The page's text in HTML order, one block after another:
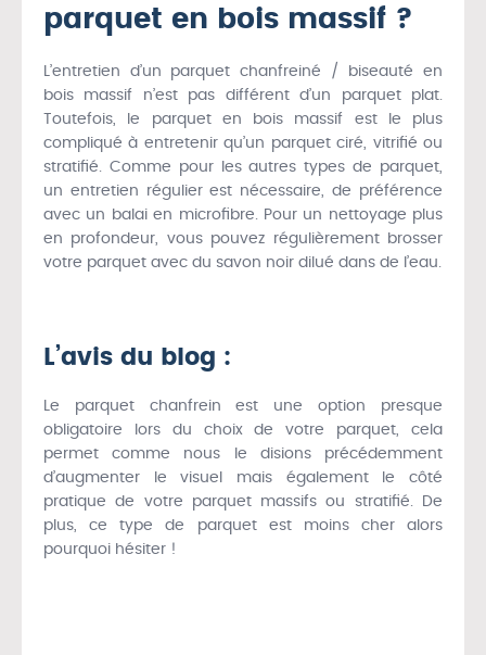
parquet en bois massif ?
L’entretien d’un parquet chanfreiné / biseauté en
bois massif n’est pas différent d’un parquet plat.
Toutefois, le parquet en bois massif est le plus
compliqué à entretenir qu’un parquet ciré, vitrifié ou
stratifié. Comme pour les autres types de parquet,
un entretien régulier est nécessaire, de préférence
avec un balai en microfibre. Pour un nettoyage plus
en profondeur, vous pouvez régulièrement brosser
votre parquet avec du savon noir dilué dans de l’eau.
L’avis du blog :
Le parquet chanfrein est une option presque
obligatoire lors du choix de votre parquet, cela
permet comme nous le disions précédemment
d’augmenter le visuel mais également le côté
pratique de votre parquet massifs ou stratifié. De
plus, ce type de parquet est moins cher alors
pourquoi hésiter !